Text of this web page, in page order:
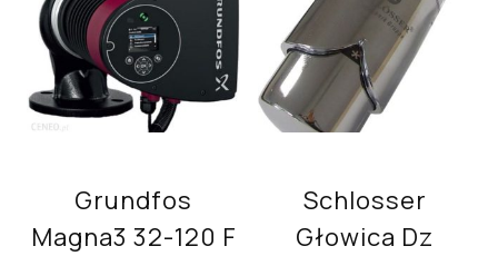
Grundfos
Magna3 32-120 F
Schlosser
Głowica Dz